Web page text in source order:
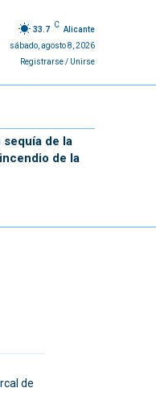
33.7
C
Alicante
sábado, agosto 8, 2026
Registrarse / Unirse
sequía de la
de la
de